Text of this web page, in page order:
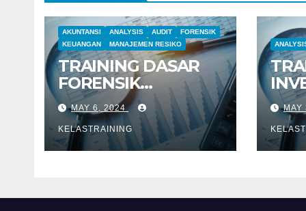
AKUNTANSI ANALYSIS AUDIT
FORENSIK
KEUANGAN
MANAJEMEN RESIKO
TRAINING DASAR
FORENSIK
AKUNTANSI
MAY 6, 2024
KELASTRAINING